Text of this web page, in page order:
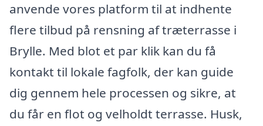
anvende vores platform til at indhente
flere tilbud på rensning af træterrasse i
Brylle. Med blot et par klik kan du få
kontakt til lokale fagfolk, der kan guide
dig gennem hele processen og sikre, at
du får en flot og velholdt terrasse. Husk,